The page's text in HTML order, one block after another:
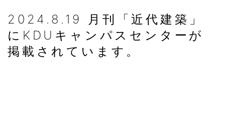
2024.8.19 月刊「近代建築」
にKDUキャンパスセンターが
掲載されています。